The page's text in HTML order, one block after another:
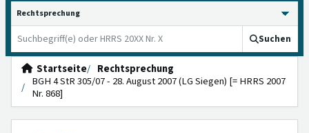
HRRS durchsuchen
Suchen
Startseite
Rechtsprechung
BGH 4 StR 305/07 - 28. August 2007 (LG Siegen) [= HRRS 2007
Nr. 868]